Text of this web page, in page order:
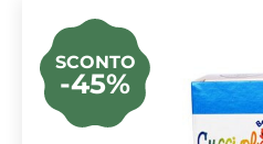
SCONTO
-45%